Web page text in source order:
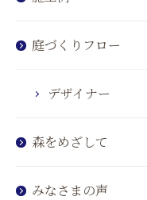
庭づくりフロー
デザイナー
森をめざして
みなさまの声